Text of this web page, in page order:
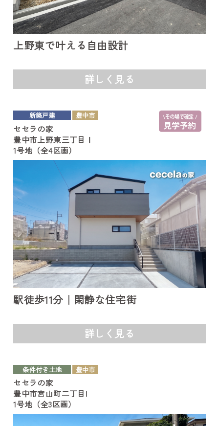
上野東で叶える自由設計
詳しく見る
新築戸建 豊中市
セセラの家
豊中市上野東三丁目Ⅰ
1号地（全4区画）
駅徒歩11分｜閑静な住宅街
詳しく見る
条件付き土地 豊中市
セセラの家
豊中市宮山町二丁目I
1号地（全3区画）